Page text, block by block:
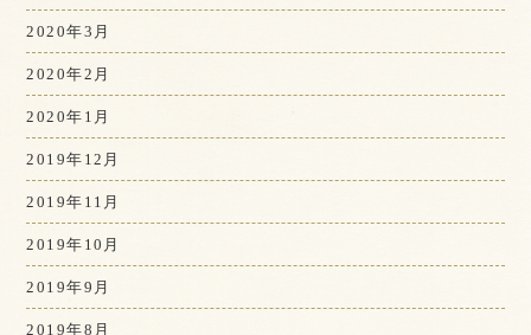
2020年3月
2020年2月
2020年1月
2019年12月
2019年11月
2019年10月
2019年9月
2019年8月